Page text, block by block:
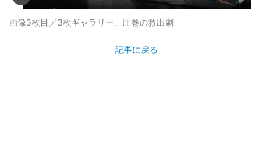
画像3枚目／3枚ギャラリー、圧巻の救出劇
記事に戻る